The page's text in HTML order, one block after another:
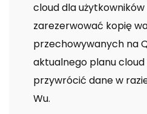
cloud dla
zarezerwować kopię
przechowywanych na
aktualnego planu
przywrócić dane w
Wu.